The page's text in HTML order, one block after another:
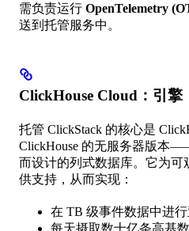
需负责运行 OpenTelemetry
送到托管服务中。
ClickHouse Cloud：引擎
托管 ClickStack 的核心是
ClickHouse 的无服务器版本
而设计的列式数据库。它为可
供支持，从而实现：
在 TB 级事件数据中进